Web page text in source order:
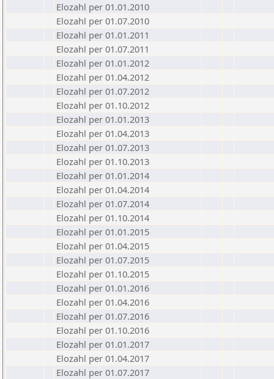
Elozahl per 01.01.2010
Elozahl per 01.07.2010
Elozahl per 01.01.2011
Elozahl per 01.07.2011
Elozahl per 01.01.2012
Elozahl per 01.04.2012
Elozahl per 01.07.2012
Elozahl per 01.10.2012
Elozahl per 01.01.2013
Elozahl per 01.04.2013
Elozahl per 01.07.2013
Elozahl per 01.10.2013
Elozahl per 01.01.2014
Elozahl per 01.04.2014
Elozahl per 01.07.2014
Elozahl per 01.10.2014
Elozahl per 01.01.2015
Elozahl per 01.04.2015
Elozahl per 01.07.2015
Elozahl per 01.10.2015
Elozahl per 01.01.2016
Elozahl per 01.04.2016
Elozahl per 01.07.2016
Elozahl per 01.10.2016
Elozahl per 01.01.2017
Elozahl per 01.04.2017
Elozahl per 01.07.2017